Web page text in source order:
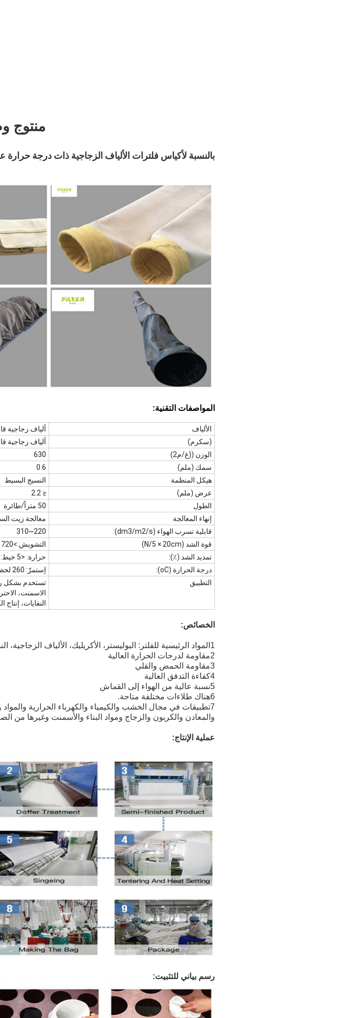
منتوج
بالنسبة لأكياس فلترات الألياف الزجاجية ذات درجة حرارة
المواصفات التقنية:
الألياف
ألياف زجاجية
(سكرم)
ألياف زجاجية
الوزن ((غ/م2)
630
سمك (ملم)
0.6
هيكل المنظمة
النسيج البسيط
عرض (ملم)
≤ 2.2
الطول
50 متراً/طائرة
إنهاء المعالجة
معالجة زيت
قابلية تسرب الهواء (dm3/m2/s):
220~310
قوة الشد (N/5 × 20cm)
التشويش:>1720 النسيج:>1850
تمديد الشد (٪):
حرارة: <5 خيط:="">
درجة الحرارة (oC):
إستمرّ: 260 لحظة:
التطبيق
تستخدم بشكل
الاسمنت،
النفايات، إنتاج
الخصائص:
1المواد الرئيسية للفلتر: البوليستر، الأكريليك، الألياف الزجاجية، النومكس، pps، ptfe، p84 الخ
2مقاومة لدرجات الحرارة العالية
3مقاومة الحمض والقلي
4كفاءة التدفق العالية
5نسبة عالية من الهواء إلى القماش
6هناك طلاءات مختلفة متاحة.
7تطبيقات في مجال الخشب والكيمياء والكهرباء الحرارية
والمعادن والكربون والزجاج ومواد البناء والأسمنت وغيرها من
عملية الإنتاج:
رسم بياني للتثبيت: